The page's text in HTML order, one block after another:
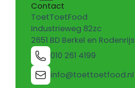
Contact
ToetToetFood
Industrieweg 82zc
2651 BD Berkel en Rodenrijs
010 261 4199
info@toettoetfood.nl